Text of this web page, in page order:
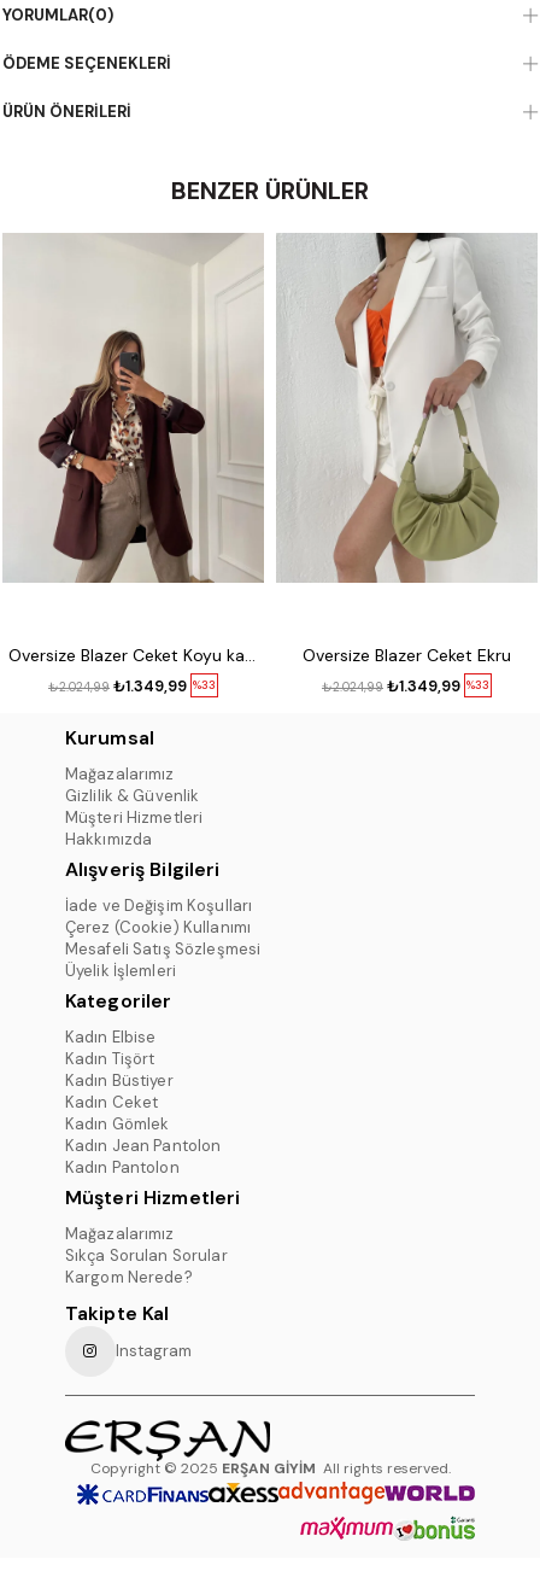
YORUMLAR(0)
ÖDEME SEÇENEKLERI
ÜRÜN ÖNERILERI
BENZER ÜRÜNLER
Oversize Blazer Ceket Koyu kahve
%33
₺1.349,99
₺2.024,99
Oversize Blazer Ceket Ekru
%33
₺1.349,99
₺2.024,99
Kurumsal
Mağazalarımız
Gizlilik & Güvenlik
Müşteri Hizmetleri
Hakkımızda
Alışveriş Bilgileri
İade ve Değişim Koşulları
Çerez (Cookie) Kullanımı
Mesafeli Satış Sözleşmesi
Üyelik İşlemleri
Kategoriler
Kadın Elbise
Kadın Tişört
Kadın Büstiyer
Kadın Ceket
Kadın Gömlek
Kadın Jean Pantolon
Kadın Pantolon
Müşteri Hizmetleri
Mağazalarımız
Sıkça Sorulan Sorular
Kargom Nerede?
Takipte Kal
Instagram
Copyright © 2025 ERŞAN GİYİM All rights reserved.